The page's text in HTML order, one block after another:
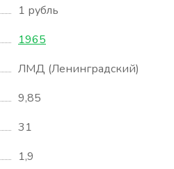
1 рубль
1965
ЛМД (Ленинградский)
9,85
31
1,9